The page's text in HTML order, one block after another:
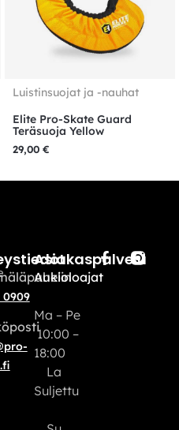
Luistinsuojat ja -nauhat
Elite Pro-Skate Guard
Teräsuoja Yellow
29,00 €
0909
Asiakaspalvelu
Aukioloajat
Ma – Pe
10:00 –
18:00
La
Suljettu